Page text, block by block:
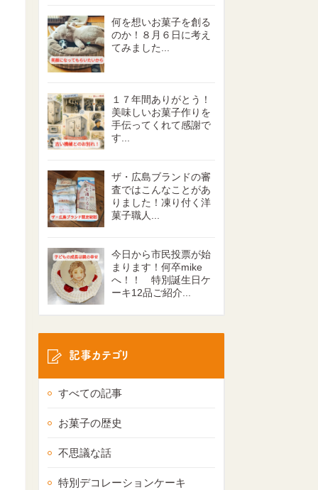
何を想いお菓子を創る
のか！８月６日に考え
てみました...
１７年間ありがとう！
美味しいお菓子作りを
手伝ってくれて感謝で
す...
ザ・広島ブランドの審
査ではこんなことがあ
りました！凍り付く洋
菓子職人...
今日から市民投票が始
まります！何卒mike
へ！！ 特別誕生日ケ
ーキ12品ご紹介...
記事カテゴリ
すべての記事
お菓子の歴史
不思議な話
特別デコレーションケーキ